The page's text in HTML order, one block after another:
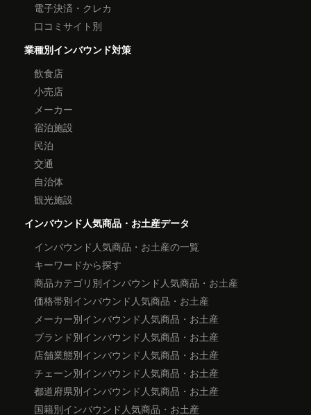
電子決済・クレカ
口コミサイト別
業種別インバウンド対策
飲食店
小売店
メーカー
宿泊施設
民泊
交通
自治体
観光施設
インバウンド人気商品・お土産データ
インバウンド人気商品・お土産の一覧
キーワードから探す
商品カテゴリ別インバウンド人気商品・お土産
価格帯別インバウンド人気商品・お土産
メーカー別インバウンド人気商品・お土産
ブランド別インバウンド人気商品・お土産
店舗業態別インバウンド人気商品・お土産
チェーン別インバウンド人気商品・お土産
都道府県別インバウンド人気商品・お土産
国籍別インバウンド人気商品・お土産